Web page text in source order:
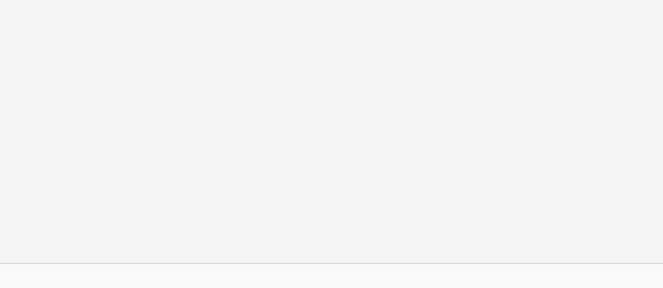
每一位兒童都能成為獨立閱讀者